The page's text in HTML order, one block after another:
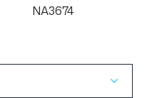
NA3674